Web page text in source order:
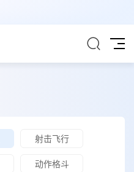
射击飞行
动作格斗